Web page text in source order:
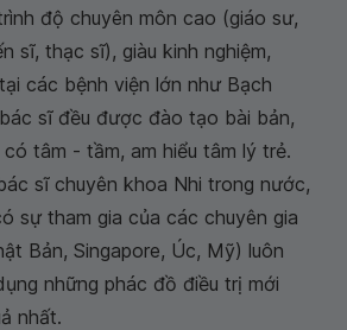
độ chuyên môn cao (giáo sư,
sĩ, thạc sĩ), giàu kinh nghiệm,
các bệnh viện lớn như Bạch
sĩ đều được đào tạo bài bản,
có tâm - tầm, am hiểu tâm lý trẻ.
sĩ chuyên khoa Nhi trong nước,
sự tham gia của các chuyên gia
Bản, Singapore, Úc, Mỹ) luôn
những phác đồ điều trị mới
nhất.